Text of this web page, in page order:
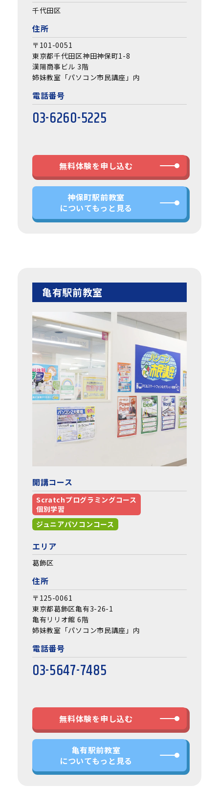
千代田区
住所
〒101-0051
東京都千代田区神田神保町1-8
漢陽商事ビル 3階
姉妹教室「パソコン市民講座」内
電話番号
03-6260-5225
無料体験を申し込む
神保町駅前教室
についてもっと見る
亀有駅前教室
開講コース
Scratchプログラミングコース
個別学習
ジュニアパソコンコース
エリア
葛飾区
住所
〒125-0061
東京都葛飾区亀有3-26-1
亀有リリオ館 6階
姉妹教室「パソコン市民講座」内
電話番号
03-5647-7485
無料体験を申し込む
亀有駅前教室
についてもっと見る